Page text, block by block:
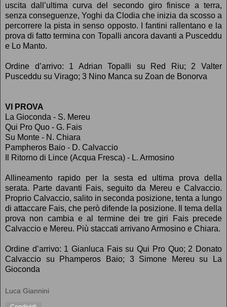
uscita dall’ultima curva del secondo giro finisce a terra,
senza conseguenze, Yoghi da Clodia che inizia da scosso a
percorrere la pista in senso opposto. I fantini rallentano e la
prova di fatto termina con Topalli ancora davanti a Pusceddu
e Lo Manto.
Ordine d’arrivo: 1 Adrian Topalli su Red Riu; 2 Valter
Pusceddu su Virago; 3 Nino Manca su Zoan de Bonorva
VI PROVA
La Gioconda - S. Mereu
Qui Pro Quo - G. Fais
Su Monte - N. Chiara
Pampheros Baio - D. Calvaccio
Il Ritorno di Lince (Acqua Fresca) - L. Armosino
Allineamento rapido per la sesta ed ultima prova della
serata. Parte davanti Fais, seguito da Mereu e Calvaccio.
Proprio Calvaccio, salito in seconda posizione, tenta a lungo
di attaccare Fais, che però difende la posizione. Il tema della
prova non cambia e al termine dei tre giri Fais precede
Calvaccio e Mereu. Più staccati arrivano Armosino e Chiara.
Ordine d’arrivo: 1 Gianluca Fais su Qui Pro Quo; 2 Donato
Calvaccio su Phamperos Baio; 3 Simone Mereu su La
Gioconda
Luca Giannini